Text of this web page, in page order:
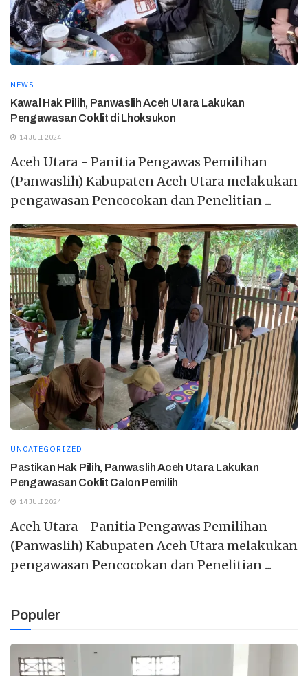
NEWS
Kawal Hak Pilih, Panwaslih Aceh Utara Lakukan
Pengawasan Coklit di Lhoksukon
14 JULI 2024
Aceh Utara - Panitia Pengawas Pemilihan
(Panwaslih) Kabupaten Aceh Utara melakukan
pengawasan Pencocokan dan Penelitian ...
UNCATEGORIZED
Pastikan Hak Pilih, Panwaslih Aceh Utara Lakukan
Pengawasan Coklit Calon Pemilih
14 JULI 2024
Aceh Utara - Panitia Pengawas Pemilihan
(Panwaslih) Kabupaten Aceh Utara melakukan
pengawasan Pencocokan dan Penelitian ...
Populer